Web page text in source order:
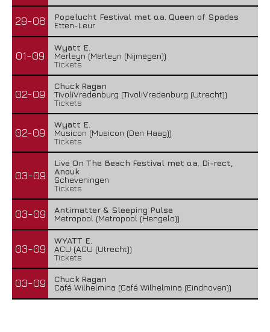
29-08
Popelucht Festival met o.a. Queen of Spades
Etten-Leur
01-09
Wyatt E.
Merleyn (Merleyn (Nijmegen))
Tickets
02-09
Chuck Ragan
TivoliVredenburg (TivoliVredenburg (Utrecht))
Tickets
02-09
Wyatt E.
Musicon (Musicon (Den Haag))
Tickets
03-09
Live On The Beach Festival met o.a. Di-rect,
Anouk
Scheveningen
Tickets
03-09
Antimatter & Sleeping Pulse
Metropool (Metropool (Hengelo))
03-09
WYATT E.
ACU (ACU (Utrecht))
Tickets
03-09
Chuck Ragan
Café Wilhelmina (Café Wilhelmina (Eindhoven))